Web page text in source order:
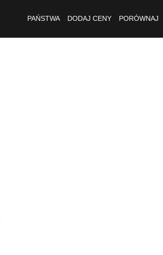
PAŃSTWA DODAJ CENY PORÓWNAJ